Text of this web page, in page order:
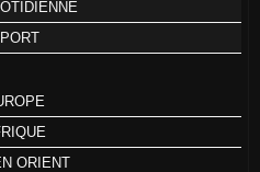
ORIENT